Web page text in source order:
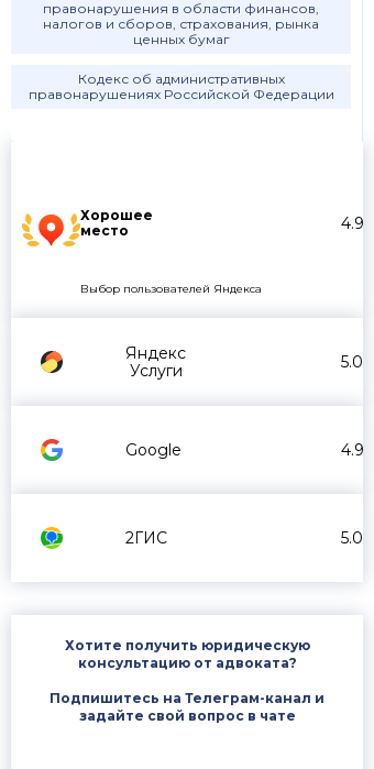
Хорошее
место
4.9
Выбор пользователей Яндекса
Яндекс
Услуги
5.0
Google 4.9
2ГИС 5.0
Хотите получить юридическую
консультацию от адвоката?
Подпишитесь на Телеграм-канал и
задайте свой вопрос в чате
правонарушения в области финансов,
налогов и сборов, страхования, рынка
ценных бумаг
Кодекс об административных
правонарушениях Российской Федерации